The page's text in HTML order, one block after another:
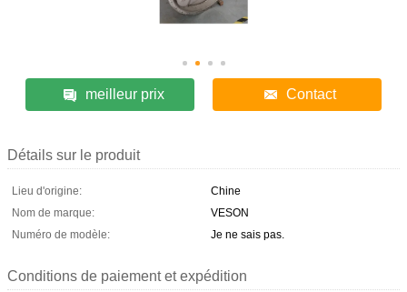
meilleur prix Contact
Détails sur le produit
Lieu d'origine:
Chine
Nom de marque:
VESON
Numéro de modèle:
Je ne sais pas.
Conditions de paiement et expédition